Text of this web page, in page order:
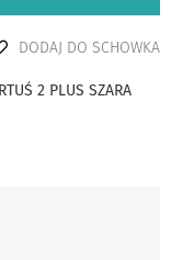
DODAJ DO SCHOWKA
2 PLUS SZARA